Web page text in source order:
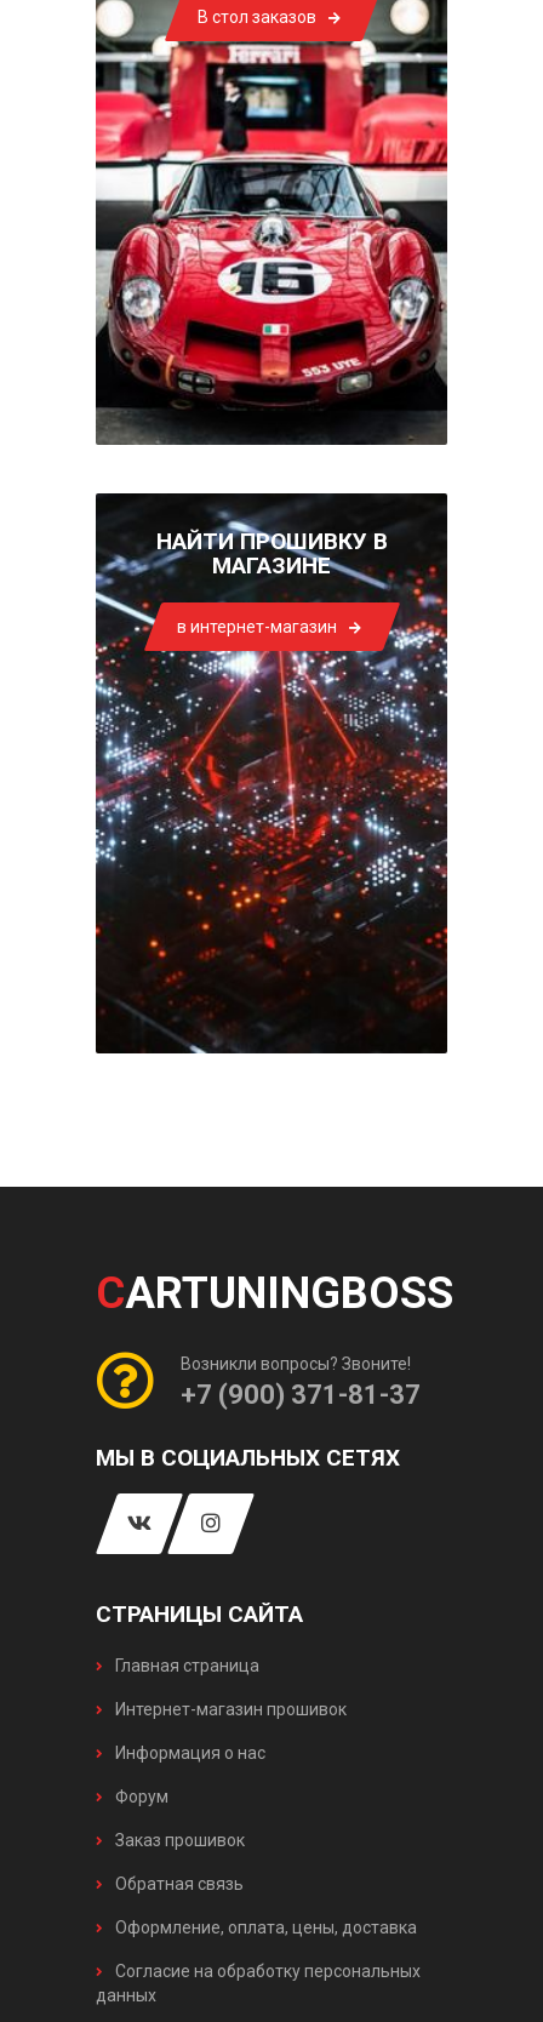
В стол заказов
НАЙТИ ПРОШИВКУ В
МАГАЗИНЕ
в интернет-магазин
CARTUNINGBOSS
Возникли вопросы? Звоните!
+7 (900) 371-81-37
МЫ В СОЦИАЛЬНЫХ СЕТЯХ
СТРАНИЦЫ САЙТА
Главная страница
Интернет-магазин прошивок
Информация о нас
Форум
Заказ прошивок
Обратная связь
Оформление, оплата, цены, доставка
Согласие на обработку персональных
данных